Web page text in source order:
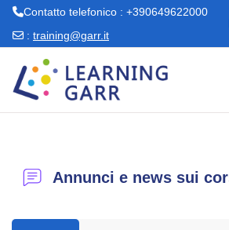
Contatto telefonico : +390649622000
: training@garr.it
Annunci e news sui